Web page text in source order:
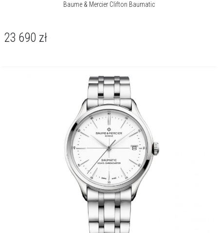
Baume & Mercier Clifton Baumatic
23 690 zł